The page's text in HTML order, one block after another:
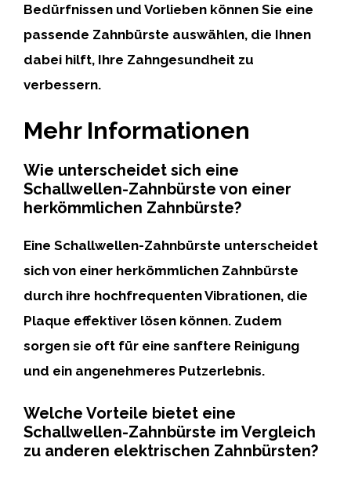
Bedürfnissen und Vorlieben können Sie eine
passende Zahnbürste auswählen, die Ihnen
dabei hilft, Ihre Zahngesundheit zu
verbessern.
Mehr Informationen
Wie unterscheidet sich eine
Schallwellen-Zahnbürste von einer
herkömmlichen Zahnbürste?
Eine Schallwellen-Zahnbürste unterscheidet
sich von einer herkömmlichen Zahnbürste
durch ihre hochfrequenten Vibrationen, die
Plaque effektiver lösen können. Zudem
sorgen sie oft für eine sanftere Reinigung
und ein angenehmeres Putzerlebnis.
Welche Vorteile bietet eine
Schallwellen-Zahnbürste im Vergleich
zu anderen elektrischen Zahnbürsten?